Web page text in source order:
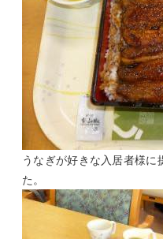
うなぎが好きな入居者様に
た。